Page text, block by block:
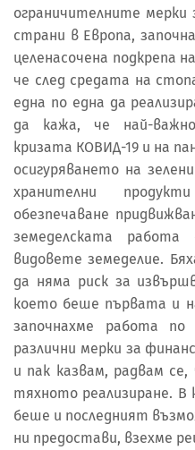
ограничителните мерки
страни в Европа,
целенасочена подкрепа
че след средата на
една по една да
да кажа, че най-
кризата КОВИД-19 и на
осигуряването на
хранителни
обезпечаване
земеделската работа
видовете земеделие.
да няма риск за
което беше първата и
започнахме работа
различни мерки за
и пак казвам, радвам
тяхното реализиране. В
беше и последният
ни предостави, взехме